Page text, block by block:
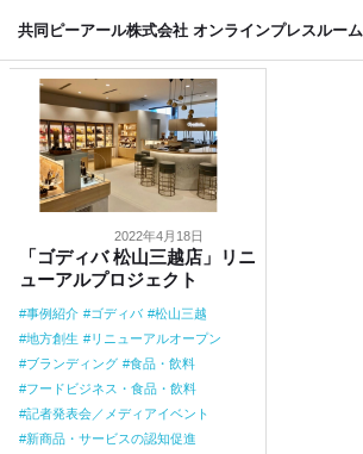
共同ピーアール株式会社 オンラインプレスルーム
#地方創生
2022年4月18日
「ゴディバ 松山三越店」リニ
ューアルプロジェクト
事例紹介 ゴディバ
松山三越
地方創生
リニューアルオープン
ブランディング
食品・飲料
フードビジネス・食品・飲料
記者発表会／メディアイベント
新商品・サービスの認知促進